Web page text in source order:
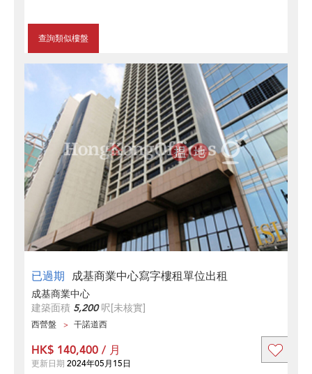
查詢類似樓盤
已過期 成基商業中心寫字樓租單位出租
成基商業中心
建築面積 5,200呎[未核實]
西營盤 干諾道西
HK$ 140,400 / 月
更新日期 2024年05月15日